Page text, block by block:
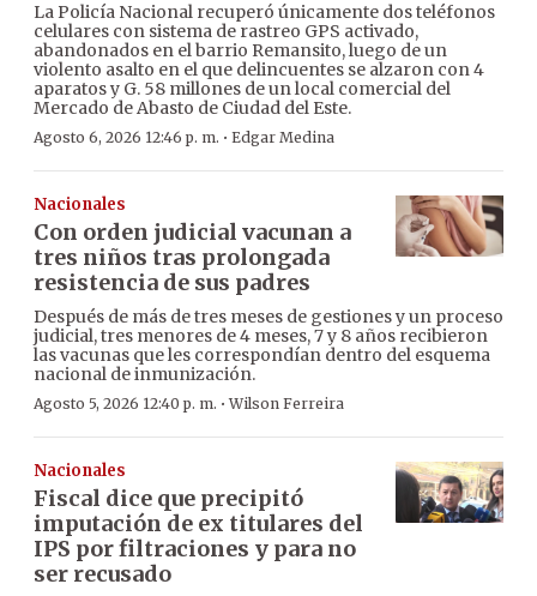
La Policía Nacional recuperó únicamente dos teléfonos
celulares con sistema de rastreo GPS activado,
abandonados en el barrio Remansito, luego de un
violento asalto en el que delincuentes se alzaron con 4
aparatos y G. 58 millones de un local comercial del
Mercado de Abasto de Ciudad del Este.
Agosto 6, 2026 12:46 p. m. · Edgar Medina
Nacionales
Con orden judicial vacunan a
tres niños tras prolongada
resistencia de sus padres
Después de más de tres meses de gestiones y un proceso
judicial, tres menores de 4 meses, 7 y 8 años recibieron
las vacunas que les correspondían dentro del esquema
nacional de inmunización.
Agosto 5, 2026 12:40 p. m. ·Wilson Ferreira
Nacionales
Fiscal dice que precipitó
imputación de ex titulares del
IPS por filtraciones y para no
ser recusado